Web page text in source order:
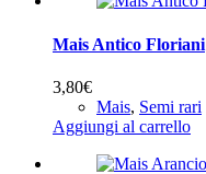
Mais Antico Floriani
3,80€
Mais, Semi rari
Aggiungi al carrello